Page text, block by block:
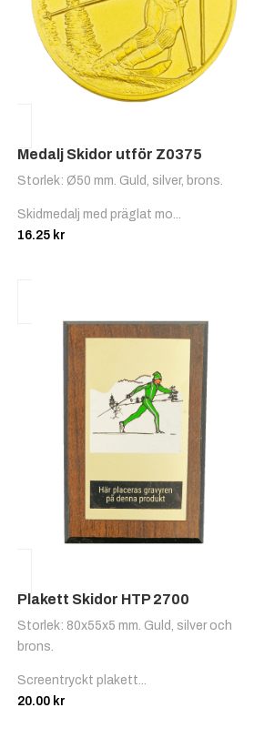
Medalj Skidor utför Z0375
Storlek: Ø50 mm. Guld, silver, brons.
Skidmedalj med präglat mo...
16.25 kr
Plakett Skidor HTP 2700
Storlek: 80x55x5 mm. Guld, silver och
brons.
Screentryckt plakett...
20.00 kr